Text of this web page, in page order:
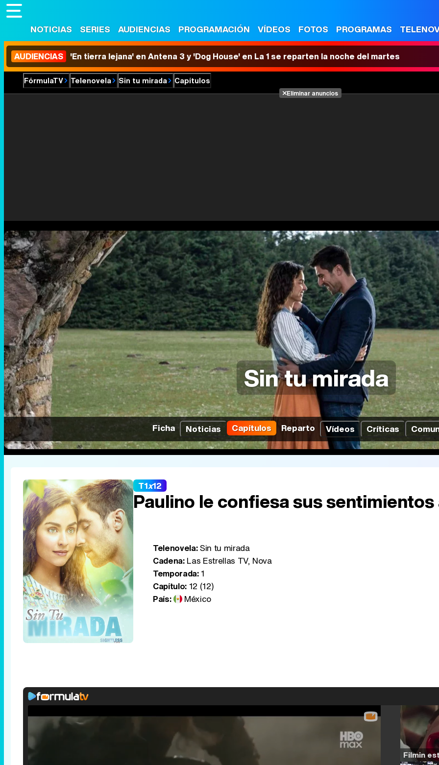
NOTICIAS SERIES AUDIENCIAS PROGRAMACIÓN VÍDEOS FOTOS PROGRAMAS
AUDIENCIAS 'En tierra lejana' en Antena 3 y 'Dog House' en La 1 se reparten la noche del martes
FórmulaTV Telenovela Sin tu mirada Capítulos
Eliminar anuncios
Sin tu mirada
Ficha Noticias Capítulos Reparto Vídeos Críticas
T1x12
Paulino le confiesa sus sentimientos
Telenovela:Sin tu mirada
Cadena:Las Estrellas TV, Nova
Temporada:1
Capítulo:12 (12)
País:
México